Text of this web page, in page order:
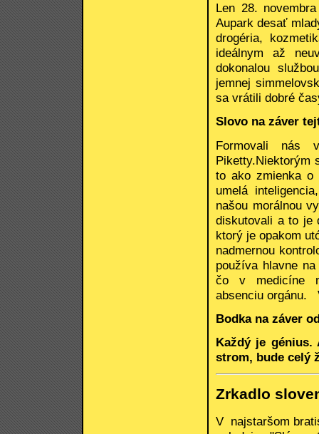
Len 28.
Aupark desať
drogéria,
ideálnym až
dokonalou
jemnej
sa vrátili dobré
Slovo na záver
Formovali nás
Piketty.Niektorým
to ako zmienka o
umelá
našou morálnou
diskutovali a to je
ktorý je opakom
nadmernou
používa hlavne
čo v medicíne
absenciu orgánu.
Bodka na záver
Každý je
strom, bude celý
Zrkadlo
V najstaršom